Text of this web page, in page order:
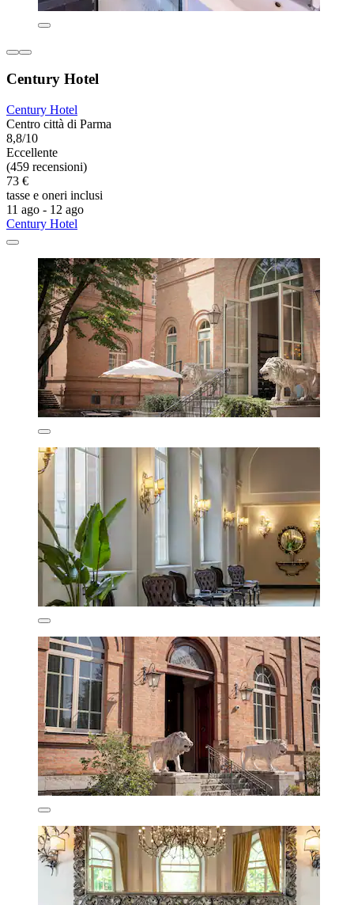
Century Hotel
Century Hotel
Centro città di Parma
8,8/10
Eccellente
(459 recensioni)
73 €
tasse e oneri inclusi
11 ago - 12 ago
Century Hotel